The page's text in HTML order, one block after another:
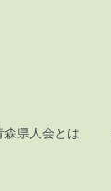
森県人会とは